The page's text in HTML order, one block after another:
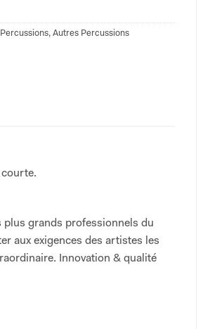
Percussions, Autres Percussions
plus grands professionnels du
aux exigences des artistes les
Innovation & qualité